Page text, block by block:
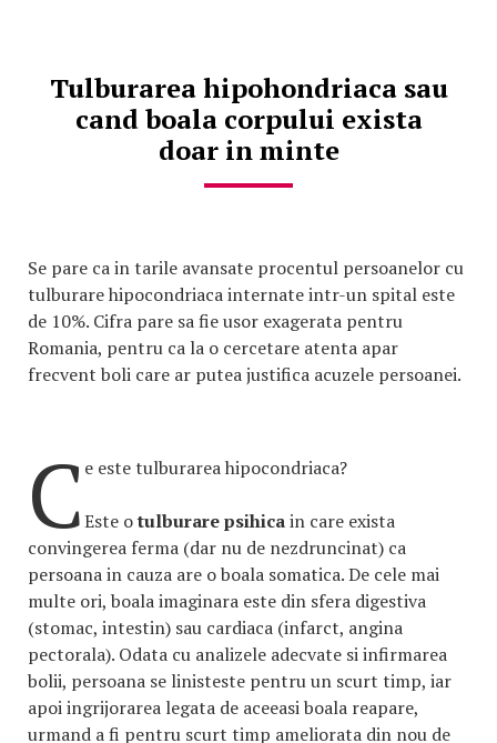
Tulburarea hipohondriaca sau
cand boala corpului exista
doar in minte
Se pare ca in tarile avansate procentul persoanelor cu
tulburare hipocondriaca internate intr-un spital este
de 10%. Cifra pare sa fie usor exagerata pentru
Romania, pentru ca la o cercetare atenta apar
frecvent boli care ar putea justifica acuzele persoanei.
C e este tulburarea hipocondriaca?
Este otulburare psihicain care exista
convingerea ferma (dar nu de nezdruncinat) ca
persoana in cauza are o boala somatica. De cele mai
multe ori, boala imaginara este din sfera digestiva
(stomac, intestin) sau cardiaca (infarct, angina
pectorala). Odata cu analizele adecvate si infirmarea
bolii, persoana se linisteste pentru un scurt timp, iar
apoi ingrijorarea legata de aceeasi boala reapare,
urmand a fi pentru scurt timp ameliorata din nou de